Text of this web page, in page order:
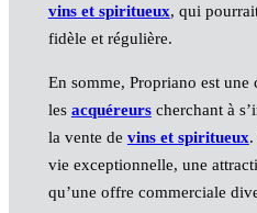
vins et spiritueux, qui
fidèle et régulière.
En somme, Propriano est
les acquéreurscherchant à
la vente de vins et spiritueux
vie exceptionnelle, une
qu’une offre commerciale